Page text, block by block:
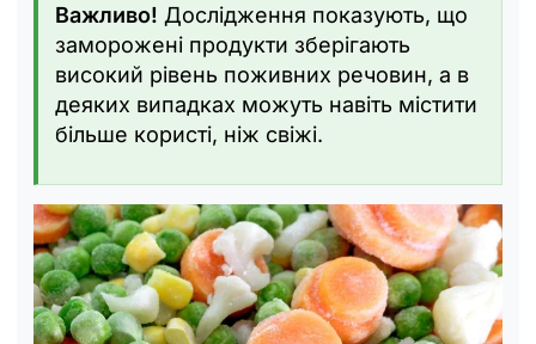
Важливо! Дослідження показують, що
заморожені продукти зберігають
високий рівень поживних речовин, а в
деяких випадках можуть навіть містити
більше користі, ніж свіжі.